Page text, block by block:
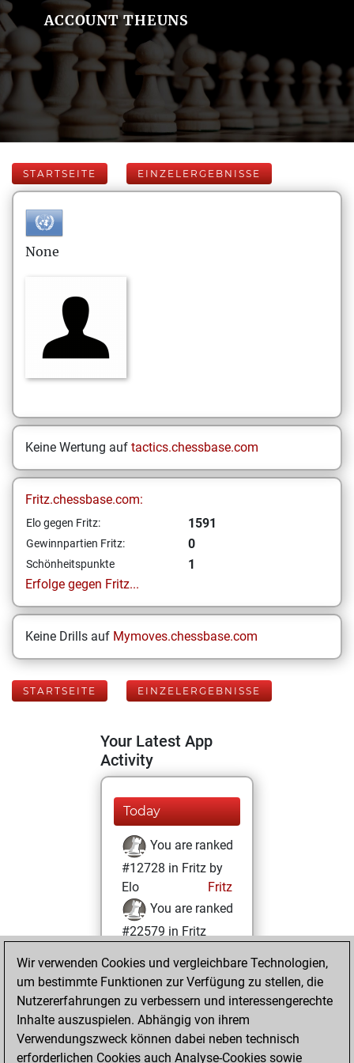
ACCOUNT THEUNS
STARTSEITE EINZELERGEBNISSE
None
Keine Wertung auf tactics.chessbase.com
Fritz.chessbase.com:
Elo gegen Fritz: 1591
Gewinnpartien Fritz: 0
Schönheitspunkte
1
Erfolge gegen Fritz...
Keine Drills auf Mymoves.chessbase.com
STARTSEITE EINZELERGEBNISSE
Your Latest App
Activity
Today
You are ranked
#12728 in Fritz by
Elo
Fritz
You are ranked
#22579 in Fritz
Montag, Juni 19,
2023
You achieved a
BeautyScore of 1
Wir verwenden Cookies und vergleichbare Technologien,
um bestimmte Funktionen zur Verfügung zu stellen, die
Nutzererfahrungen zu verbessern und interessengerechte
Inhalte auszuspielen. Abhängig von ihrem
Verwendungszweck können dabei neben technisch
erforderlichen Cookies auch Analyse-Cookies sowie